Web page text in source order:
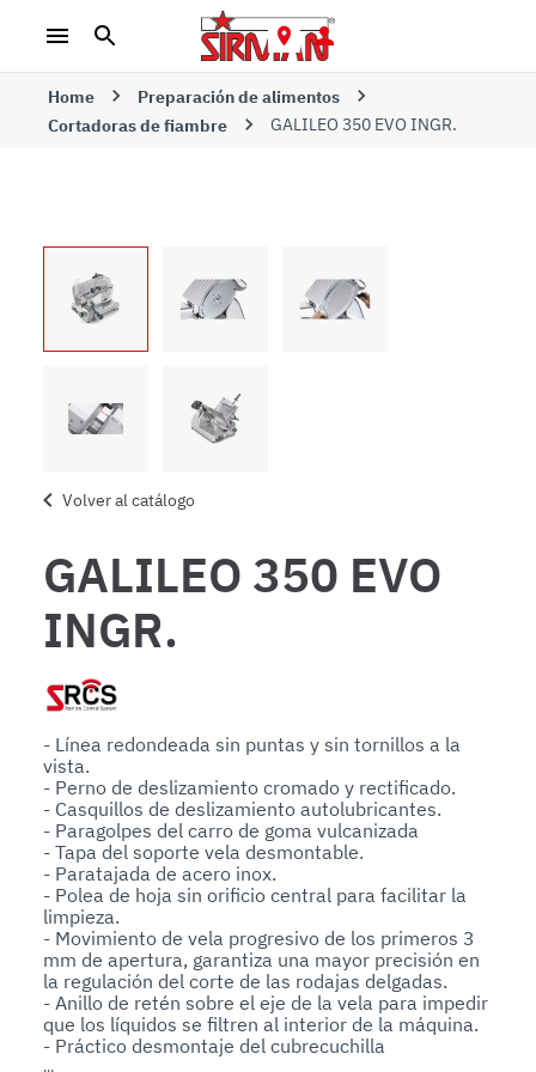
Home
Preparación de alimentos
Cortadoras de fiambre
GALILEO 350 EVO INGR.
Volver al catálogo
GALILEO 350 EVO
INGR.
- Línea redondeada sin puntas y sin tornillos a la
vista.
- Perno de deslizamiento cromado y rectificado.
- Casquillos de deslizamiento autolubricantes.
- Paragolpes del carro de goma vulcanizada
- Tapa del soporte vela desmontable.
- Paratajada de acero inox.
- Polea de hoja sin orificio central para facilitar la
limpieza.
- Movimiento de vela progresivo de los primeros 3
mm de apertura, garantiza una mayor precisión en
la regulación del corte de las rodajas delgadas.
- Anillo de retén sobre el eje de la vela para impedir
que los líquidos se filtren al interior de la máquina.
- Práctico desmontaje del cubrecuchilla
- Todas los accesorios metálicos son de acero inox.